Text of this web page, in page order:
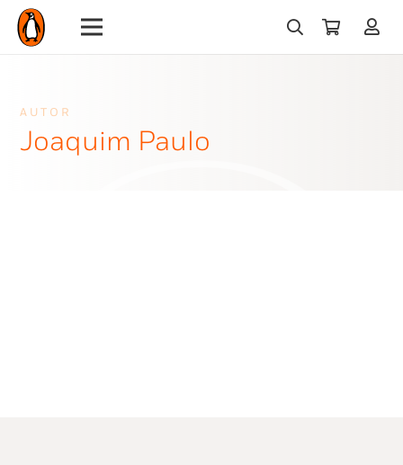
AUTOR
Joaquim Paulo